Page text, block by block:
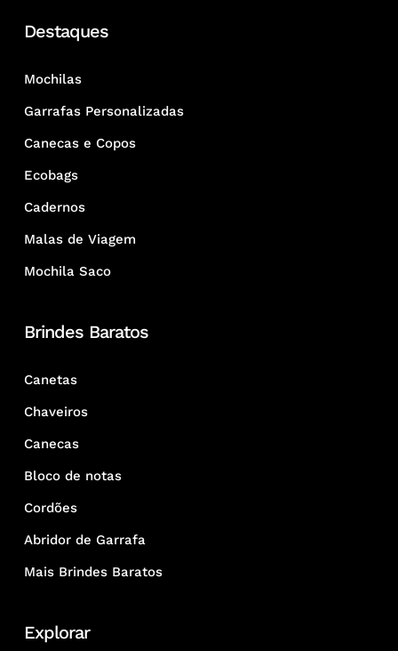
Destaques
Mochilas
Garrafas Personalizadas
Canecas e Copos
Ecobags
Cadernos
Malas de Viagem
Mochila Saco
Brindes Baratos
Canetas
Chaveiros
Canecas
Bloco de notas
Cordões
Abridor de Garrafa
Mais Brindes Baratos
Explorar